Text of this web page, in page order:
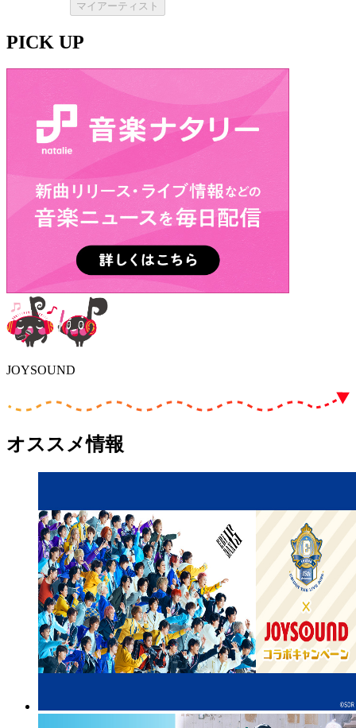
マイアーティスト
PICK UP
JOYSOUND
オススメ情報